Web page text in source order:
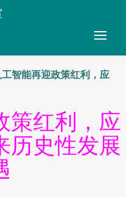
工智能再迎政策红利，应
策红利，应
历史性发展